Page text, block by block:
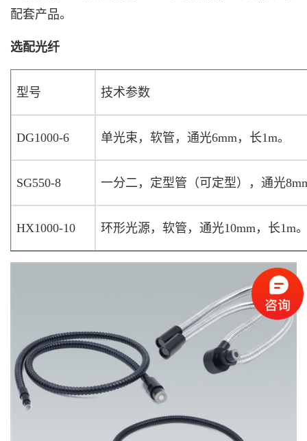
配套产品。
选配光纤
型号 技术参数
DG1000-6 单光束，软管，通光6mm，长1m。
SG550-8 一分二，定型管（可定型），通光
HX1000-10 环形光源，软管，通光10mm，长1m